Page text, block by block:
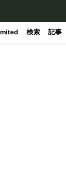
検索 記事